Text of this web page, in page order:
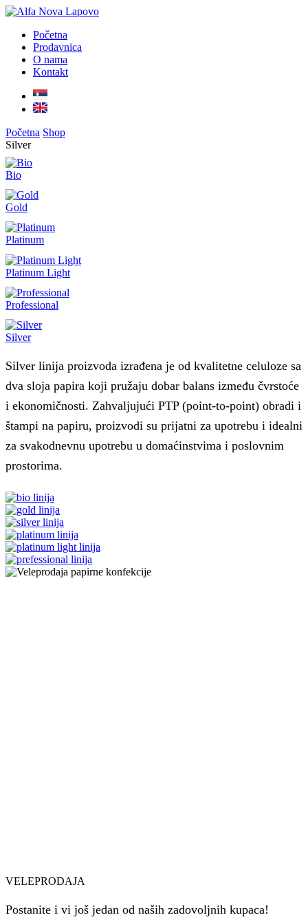
Početna
Prodavnica
O nama
Kontakt
Početna Shop
Silver
Bio
Gold
Platinum
Platinum Light
Professional
Silver
Silver linija proizvoda izrađena je od kvalitetne celuloze sa
dva sloja papira koji pružaju dobar balans između čvrstoće
i ekonomičnosti. Zahvaljujući PTP (point-to-point) obradi i
štampi na papiru, proizvodi su prijatni za upotrebu i idealni
za svakodnevnu upotrebu u domaćinstvima i poslovnim
prostorima.
VELEPRODAJA
Postanite i vi još jedan od naših zadovoljnih kupaca!